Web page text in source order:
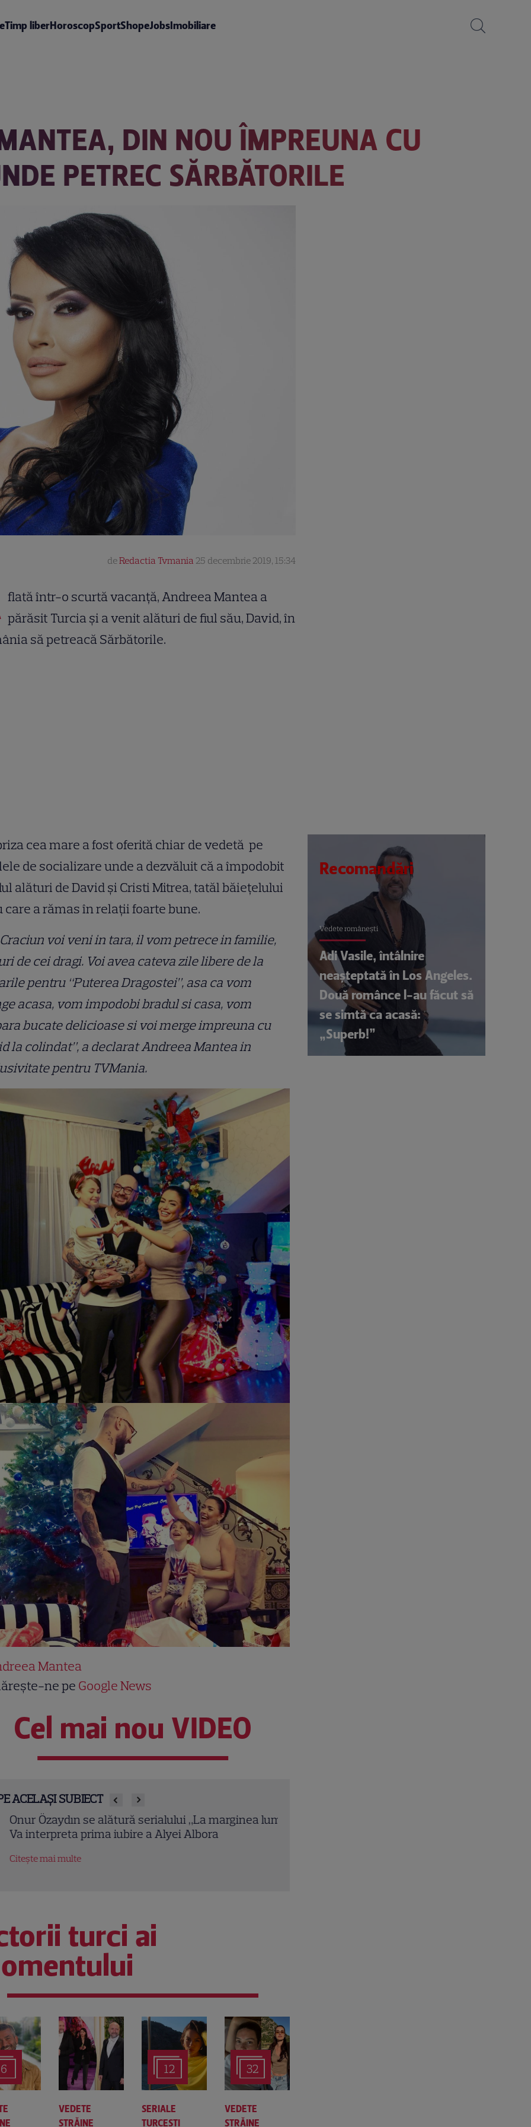
Timp liberHoroscopSportShopeJobsImobiliare
DIN NOU ÎMPREUNA CU
PETREC SĂRBĂTORILE
deRedactia Tvmania 25 decembrie 2019, 15:34
flată într-o scurtă vacanță, Andreea Mantea a
părăsit Turcia și a venit alături de fiul său, David, în
să petreacă Sărbătorile.
cea mare a fost oferită chiar de vedetă pe
de socializare unde a dezvăluit că a împodobit
alături de David și Cristi Mitrea, tatăl băiețelului
care a rămas în relații foarte bune.
voi veni in tara, il vom petrece in familie,
de cei dragi. Voi avea cateva zile libere de la
pentru “Puterea Dragostei”, asa ca vom
acasa, vom impodobi bradul si casa, vom
bucate delicioase si voi merge impreuna cu
la colindat”, a declarat Andreea Mantea in
pentru TVMania.
Mantea
ne pe Google News
Cel mai nou VIDEO
ACELAȘI SUBIECT
Özaydın se alătură serialului „La marginea lumii”.
interpreta prima iubire a Alyei Albora
mai multe
turci ai
6
VEDETE
STRĂINE
12
SERIALE
TURCEŞTI
32
VEDETE
STRĂINE
Recomandări
Vedete româneşti
Adi Vasile, întâlnire
neașteptată în Los Angeles.
Două românce l-au făcut să
se simtă ca acasă:
„Superb!”